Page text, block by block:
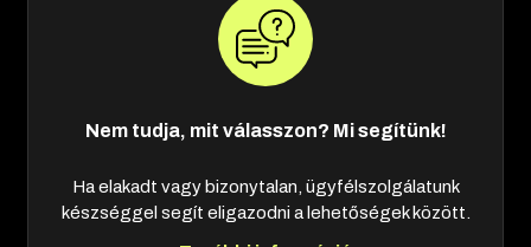
Nem tudja, mit válasszon? Mi segítünk!
Ha elakadt vagy bizonytalan, ügyfélszolgálatunk
készséggel segít eligazodni a lehetőségek között.